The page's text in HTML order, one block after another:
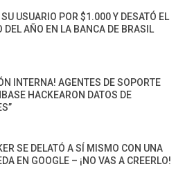
USUARIO POR $1.000 Y DESATÓ EL
DEL AÑO EN LA BANCA DE BRASIL
INTERNA! AGENTES DE SOPORTE
HACKEARON DATOS DE
SE DELATÓ A SÍ MISMO CON UNA
EN GOOGLE – ¡NO VAS A CREERLO!